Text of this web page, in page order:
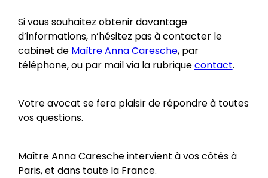
Si vous souhaitez obtenir davantage
d’informations, n’hésitez pas à contacter le
cabinet de Maître Anna Caresche, par
téléphone, ou par mail via la rubriquecontact.
Votre avocat se fera plaisir de répondre à toutes
vos questions.
Maître Anna Caresche intervient à vos côtés à
Paris, et dans toute la France.